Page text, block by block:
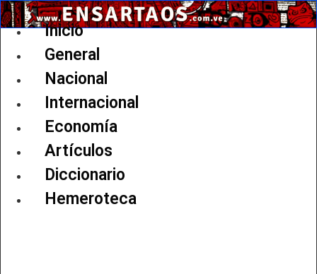
Ir
al
Inicio
General
Nacional
Internacional
Economía
Artículos
Diccionario
Hemeroteca